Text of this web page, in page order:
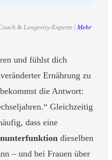
& Longevity-Experte | Mehr
und fühlst dich
Ernährung zu
die Antwort:
Gleichzeitig
dass eine
dieselben
– und bei Frauen über